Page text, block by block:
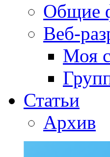
Общие
Веб-
Моя
Статьи
Архив